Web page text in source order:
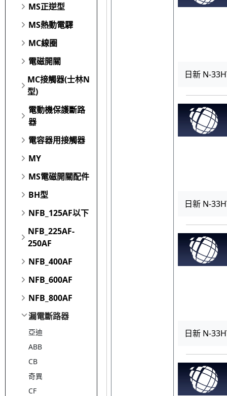
MS正逆型
MS熱動電驛
MC線圈
電磁開關
MC接觸器(士林N
型)
電動機保護斷路
器
電容器用接觸器
MY
MS電磁開關配件
BH型
NFB_125AF以下
NFB_225AF-
250AF
NFB_400AF
NFB_600AF
NFB_800AF
漏電斷路器
亞迪
ABB
CB
奇異
CF
日新 N-
日新 N-
日新 N-